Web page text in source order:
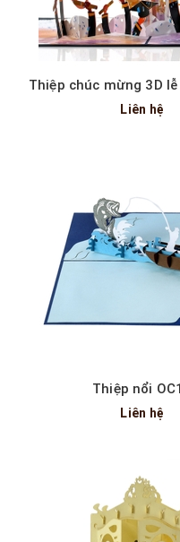
Liên hệ
Xem nhanh
Thiệp nổi
Liên hệ